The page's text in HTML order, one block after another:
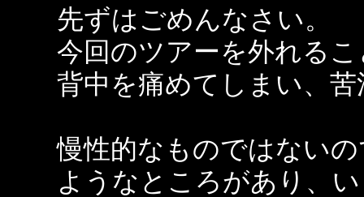
先ずはごめんなさい。
今回のツアーを外れる
背中を痛めてしまい、
慢性的なものではない
ようなところがあり、